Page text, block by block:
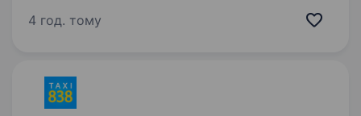
ПЕРЕСМІНОК! Готовий сісти за кермо і одразу
безкоштовним житлом!…
4 год. тому